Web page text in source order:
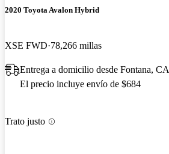
2020 Toyota Avalon Hybrid
XSE FWD 78,266 millas
Entrega a domicilio desde Fontana, CA
El precio incluye envío de $684
Trato justo